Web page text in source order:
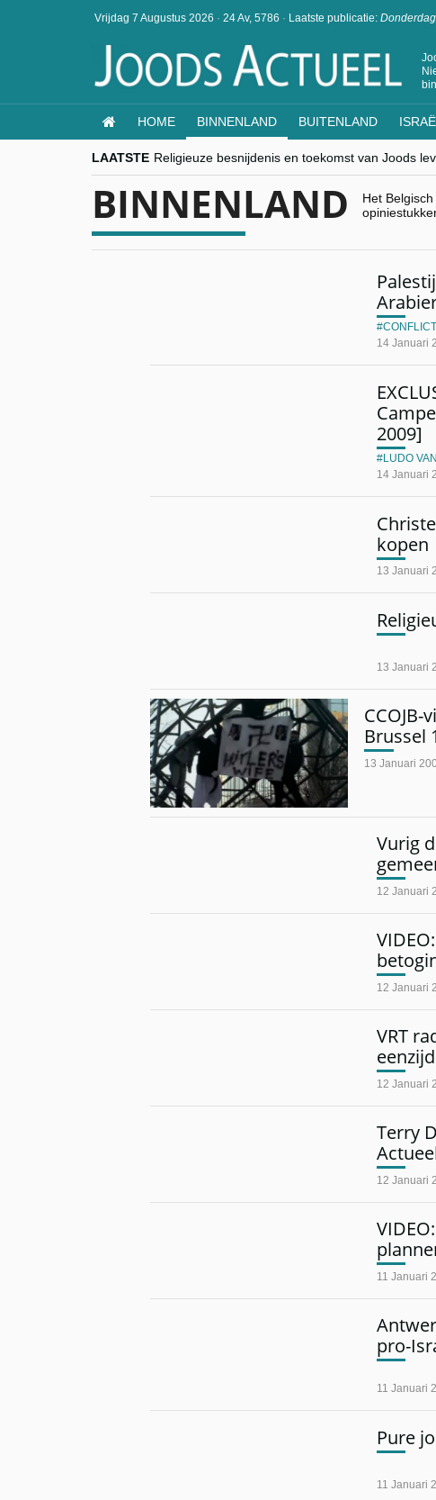
Vrijdag 7 Augustus 2026 · 24 Av, 5786 · Laatste publicatie:
HOME BINNENLAND BUITENLAND
LAATSTE Religieuze besnijdenis en toekomst van Joods
“Besnijdenisdebat toont hoe moeilijk seculiere
CITYTRIP | ROEMENIË – Boekarest: de
“Vandaag zit elke Jood in België op de
goKosher lanceert nieuwe website en
BINNENLAND
Het
14 Januari
CONFLICT
2009]
14 Januari
LUDO
kopen
13 Januari
13 Januari
Brussel
13 Januari
Vurig
12 Januari
12 Januari
VRT
12 Januari
Terry
12 Januari
11 Januari
pro-
11 Januari
Pure
11 Januari